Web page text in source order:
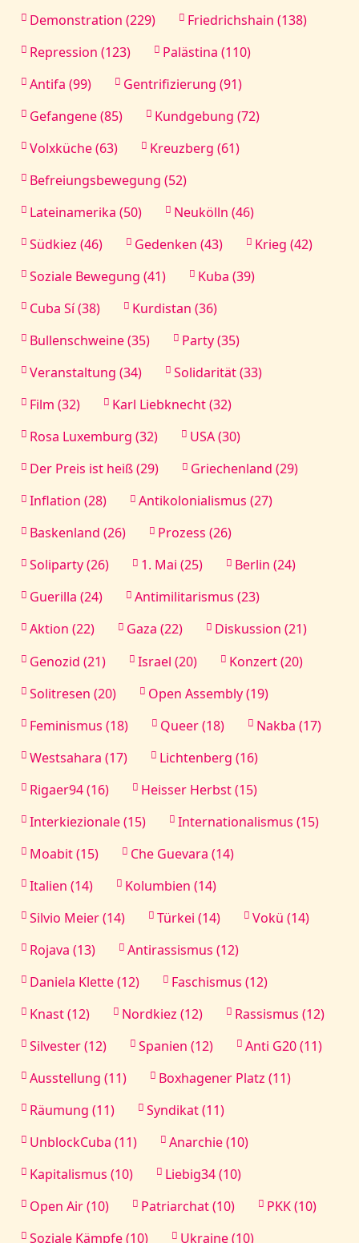
Demonstration (229)
Friedrichshain (138)
Repression (123)
Palästina (110)
Antifa (99)
Gentrifizierung (91)
Gefangene (85)
Kundgebung (72)
Volxküche (63)
Kreuzberg (61)
Befreiungsbewegung (52)
Lateinamerika (50)
Neukölln (46)
Südkiez (46)
Gedenken (43)
Krieg (42)
Soziale Bewegung (41)
Kuba (39)
Cuba Sí (38)
Kurdistan (36)
Bullenschweine (35)
Party (35)
Veranstaltung (34)
Solidarität (33)
Film (32)
Karl Liebknecht (32)
Rosa Luxemburg (32)
USA (30)
Der Preis ist heiß (29)
Griechenland (29)
Inflation (28)
Antikolonialismus (27)
Baskenland (26)
Prozess (26)
Soliparty (26)
1. Mai (25)
Berlin (24)
Guerilla (24)
Antimilitarismus (23)
Aktion (22)
Gaza (22)
Diskussion (21)
Genozid (21)
Israel (20)
Konzert (20)
Solitresen (20)
Open Assembly (19)
Feminismus (18)
Queer (18)
Nakba (17)
Westsahara (17)
Lichtenberg (16)
Rigaer94 (16)
Heisser Herbst (15)
Interkiezionale (15)
Internationalismus (15)
Moabit (15)
Che Guevara (14)
Italien (14)
Kolumbien (14)
Silvio Meier (14)
Türkei (14)
Vokü (14)
Rojava (13)
Antirassismus (12)
Daniela Klette (12)
Faschismus (12)
Knast (12)
Nordkiez (12)
Rassismus (12)
Silvester (12)
Spanien (12)
Anti G20 (11)
Ausstellung (11)
Boxhagener Platz (11)
Räumung (11)
Syndikat (11)
UnblockCuba (11)
Anarchie (10)
Kapitalismus (10)
Liebig34 (10)
Open Air (10)
Patriarchat (10)
PKK (10)
Soziale Kämpfe (10)
Ukraine (10)